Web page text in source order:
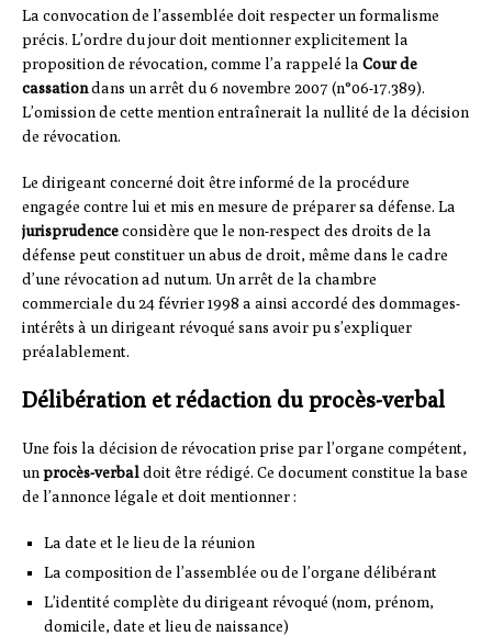
La convocation de l’assemblée doit respecter un formalisme
précis. L’ordre du jour doit mentionner explicitement la
proposition de révocation, comme l’a rappelé la Cour de
cassationdans un arrêt du 6 novembre 2007 (n°06-17.389).
L’omission de cette mention entraînerait la nullité de la décision
de révocation.
Le dirigeant concerné doit être informé de la procédure
engagée contre lui et mis en mesure de préparer sa défense. La
jurisprudenceconsidère que le non-respect des droits de la
défense peut constituer un abus de droit, même dans le cadre
d’une révocation ad nutum. Un arrêt de la chambre
commerciale du 24 février 1998 a ainsi accordé des dommages-
intérêts à un dirigeant révoqué sans avoir pu s’expliquer
préalablement.
Délibération et rédaction du procès-verbal
Une fois la décision de révocation prise par l’organe compétent,
unprocès-verbaldoit être rédigé. Ce document constitue la base
de l’annonce légale et doit mentionner :
La date et le lieu de la réunion
La composition de l’assemblée ou de l’organe délibérant
L’identité complète du dirigeant révoqué (nom, prénom,
domicile, date et lieu de naissance)